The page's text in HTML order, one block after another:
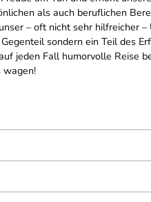
als auch beruflichen
– oft nicht sehr
sondern ein Teil des
jeden Fall humorvolle Reise
wagen!